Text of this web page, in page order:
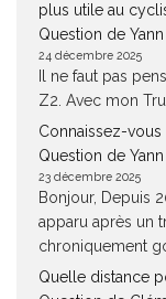
plus utile au
Question de Yann
24 décembre 2025
Il ne faut pas
Z2. Avec mon
Connaissez-vous
Question de Yann
23 décembre 2025
Bonjour, Depuis
apparu après un
chroniquement
Quelle distance